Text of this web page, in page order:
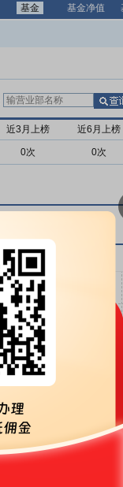
基金 基金净值
近3月上榜 近6月上榜
0次 0次